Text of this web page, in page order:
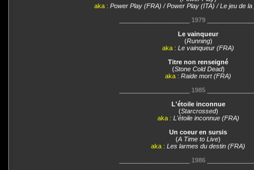
aka : Power Play (FRA) / Power Play (ITA) / Le jeu de
1979
Le vainqueur
(Running)
aka : Le vainqueur (FRA)
Titre non renseigné
(Stone Cold Dead)
aka : Raide mort (FRA)
1985
L'étoile inconnue
(Starcrossed)
aka : L'étoile inconnue (FRA)
Un coeur en sursis
(A Time to Live)
aka : Les larmes du destin (FRA)
1986